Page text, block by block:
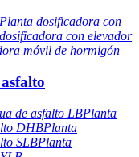
Planta dosificadora con
con elevador
móvil de hormigón
de asfalto LBPlanta
DHBPlanta
SLBPlanta